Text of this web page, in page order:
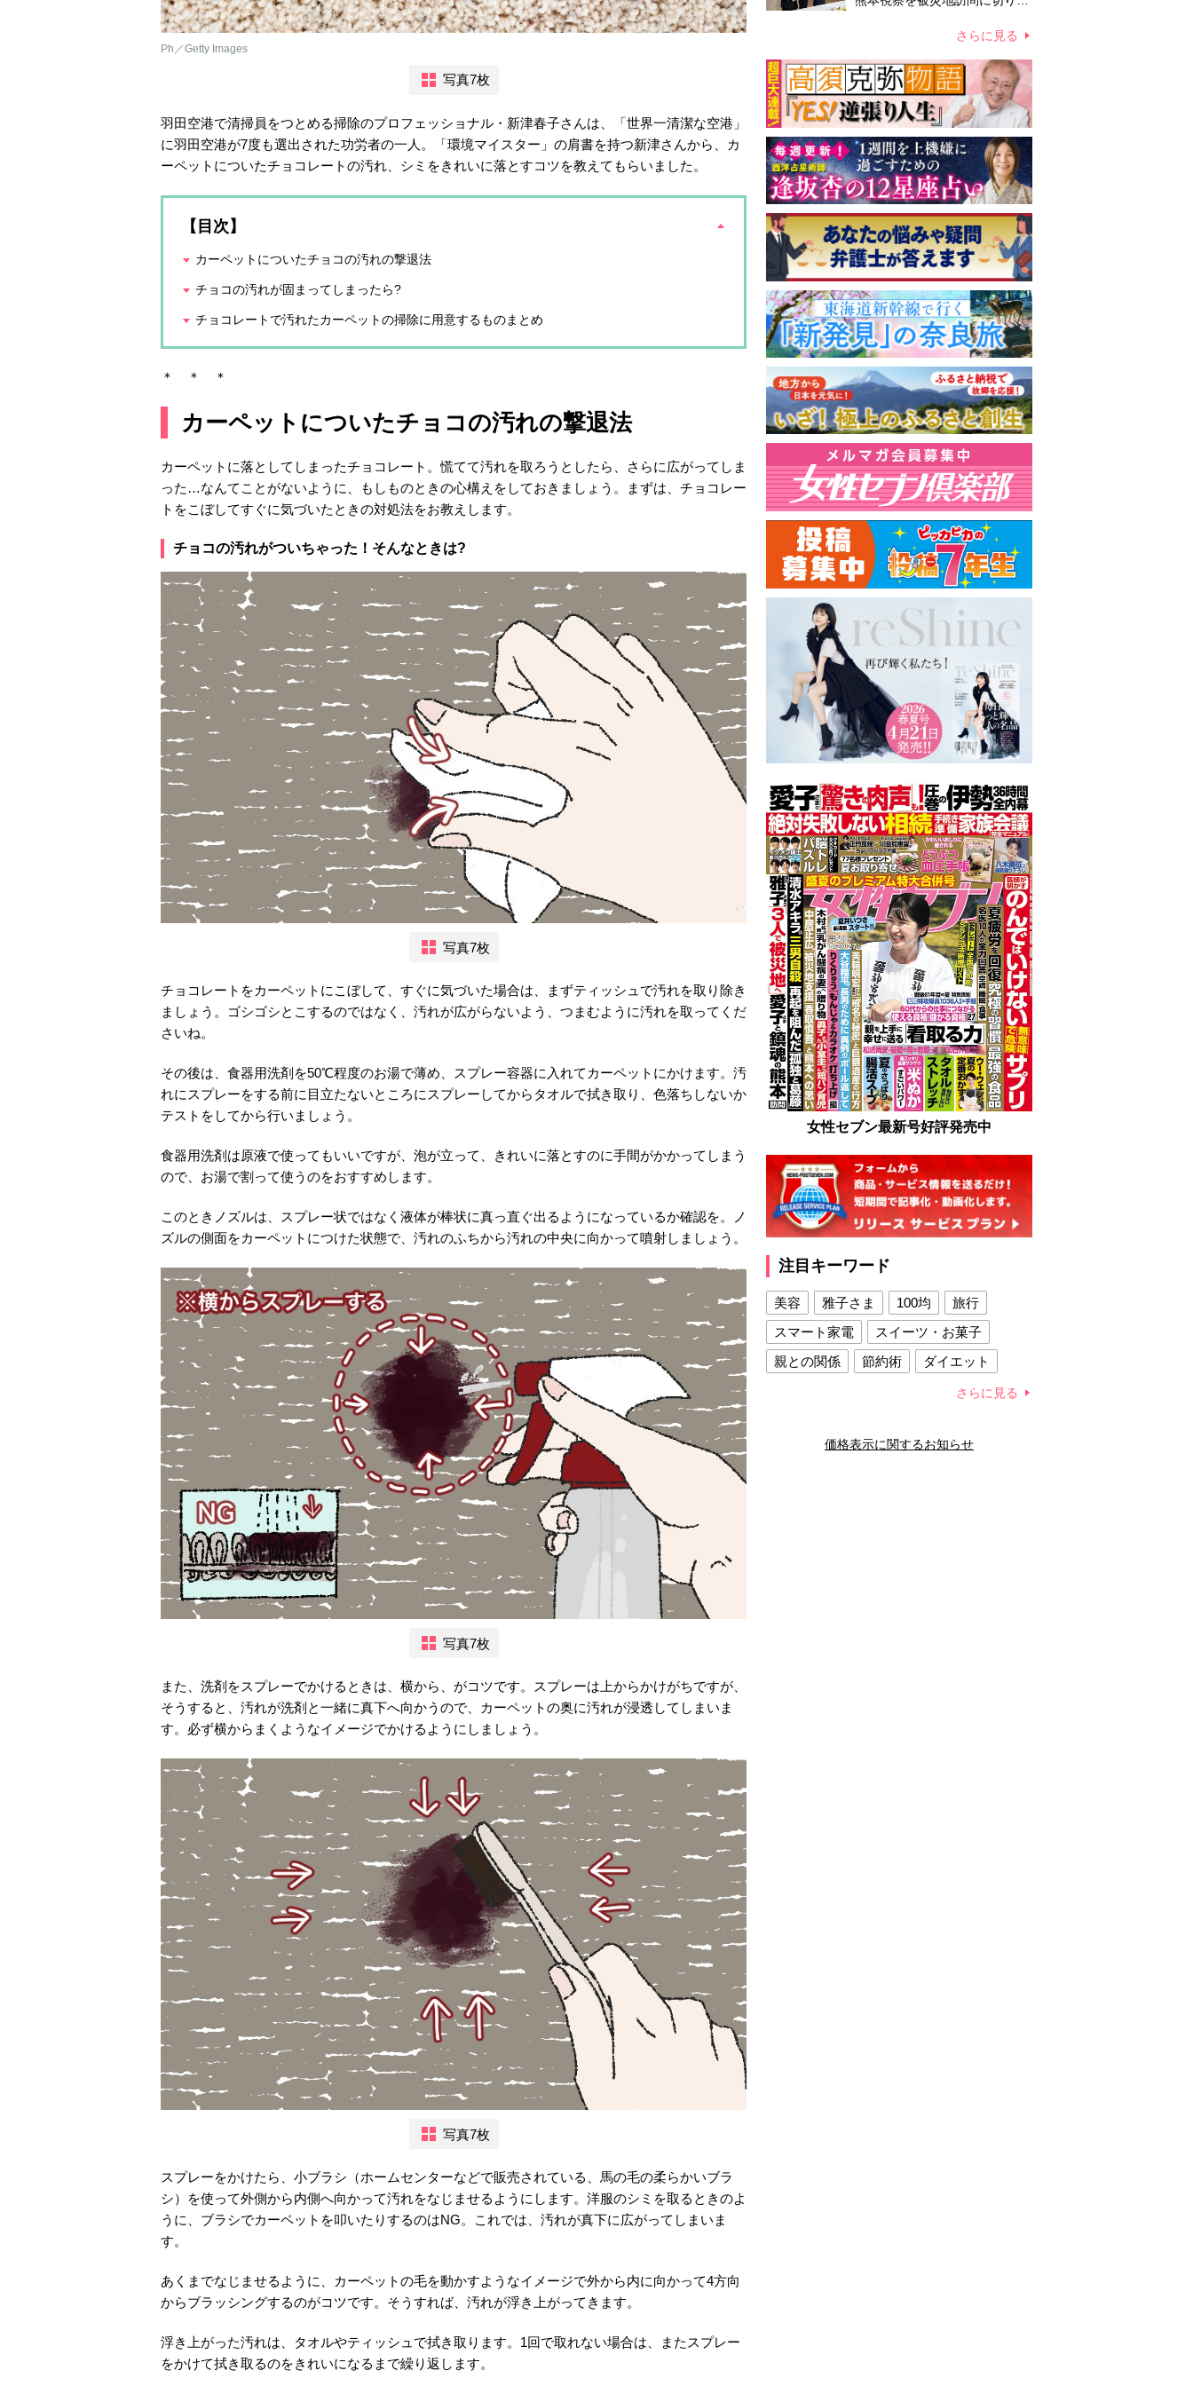
Ph／Getty Images
写真7枚
羽田空港で清掃員をつとめる掃除のプロフェッショナル・新津春子さんは、「世界一清潔な空港」
に羽田空港が7度も選出された功労者の一人。「環境マイスター」の肩書を持つ新津さんから、カ
ーペットについたチョコレートの汚れ、シミをきれいに落とすコツを教えてもらいました。
【目次】
カーペットについたチョコの汚れの撃退法
チョコの汚れが固まってしまったら?
チョコレートで汚れたカーペットの掃除に用意するものまとめ
＊ ＊ ＊
カーペットについたチョコの汚れの撃退法
カーペットに落としてしまったチョコレート。慌てて汚れを取ろうとしたら、さらに広がってしま
った…なんてことがないように、もしものときの心構えをしておきましょう。まずは、チョコレー
トをこぼしてすぐに気づいたときの対処法をお教えします。
チョコの汚れがついちゃった！そんなときは?
写真7枚
チョコレートをカーペットにこぼして、すぐに気づいた場合は、まずティッシュで汚れを取り除き
ましょう。ゴシゴシとこするのではなく、汚れが広がらないよう、つまむように汚れを取ってくだ
さいね。
その後は、食器用洗剤を50℃程度のお湯で薄め、スプレー容器に入れてカーペットにかけます。汚
れにスプレーをする前に目立たないところにスプレーしてからタオルで拭き取り、色落ちしないか
テストをしてから行いましょう。
食器用洗剤は原液で使ってもいいですが、泡が立って、きれいに落とすのに手間がかかってしまう
ので、お湯で割って使うのをおすすめします。
このときノズルは、スプレー状ではなく液体が棒状に真っ直ぐ出るようになっているか確認を。ノ
ズルの側面をカーペットにつけた状態で、汚れのふちから汚れの中央に向かって噴射しましょう。
写真7枚
また、洗剤をスプレーでかけるときは、横から、がコツです。スプレーは上からかけがちですが、
そうすると、汚れが洗剤と一緒に真下へ向かうので、カーペットの奥に汚れが浸透してしまいま
す。必ず横からまくようなイメージでかけるようにしましょう。
写真7枚
スプレーをかけたら、小ブラシ（ホームセンターなどで販売されている、馬の毛の柔らかいブラ
シ）を使って外側から内側へ向かって汚れをなじませるようにします。洋服のシミを取るときのよ
うに、ブラシでカーペットを叩いたりするのはNG。これでは、汚れが真下に広がってしまいま
す。
あくまでなじませるように、カーペットの毛を動かすようなイメージで外から内に向かって4方向
からブラッシングするのがコツです。そうすれば、汚れが浮き上がってきます。
浮き上がった汚れは、タオルやティッシュで拭き取ります。1回で取れない場合は、またスプレー
をかけて拭き取るのをきれいになるまで繰り返します。
夫妻から受け継ぐ“国民への寄
さらに見る
女性セブン最新号好評発売中
注目キーワード
美容 雅子さま 100均
旅行
スマート家電
スイーツ・お菓子
親との関係
節約術
ダイエット
夫との関係
新津春子 どか食い
さらに見る
価格表示に関するお知らせ